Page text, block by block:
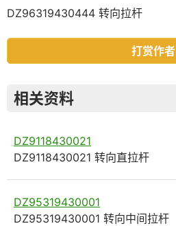
DZ96319430444 转向拉杆
打赏作者
相关资料
DZ9118430021
DZ9118430021 转向直拉杆
DZ95319430001
DZ95319430001 转向中间拉杆